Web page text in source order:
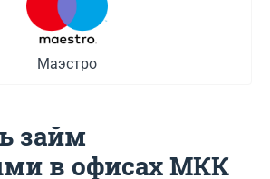
Маэстро
займ
в офисах МКК